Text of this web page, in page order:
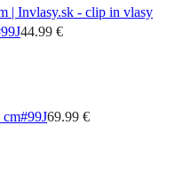
44.99 €
cm#99J69.99 €